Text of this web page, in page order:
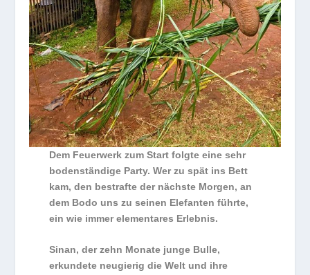
Dem Feuerwerk zum Start folgte eine sehr
bodenständige Party. Wer zu spät ins Bett
kam, den bestrafte der nächste Morgen, an
dem Bodo uns zu seinen Elefanten führte,
ein wie immer elementares Erlebnis.
Sinan, der zehn Monate junge Bulle,
erkundete neugierig die Welt und ihre